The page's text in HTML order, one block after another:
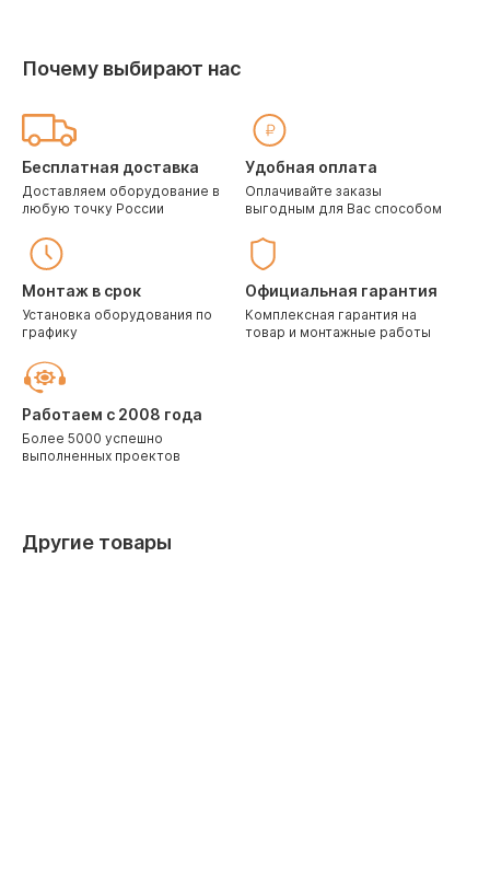
Почему выбирают нас
Бесплатная доставка
Доставляем оборудование в
любую точку России
Удобная оплата
Оплачивайте заказы
выгодным для Вас способом
Монтаж в срок
Установка оборудования по
графику
Официальная гарантия
Комплексная гарантия на
товар и монтажные работы
Работаем с 2008 года
Более 5000 успешно
выполненных проектов
Другие товары